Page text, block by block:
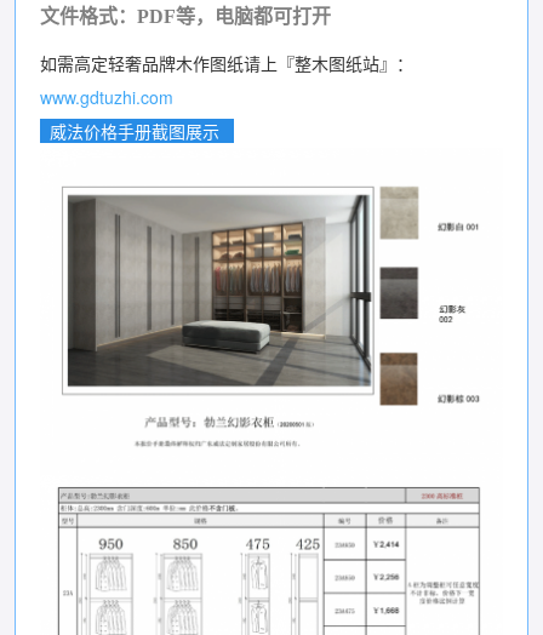
文件格式：PDF等，电脑都可打开
如需高定轻奢品牌木作图纸请上『整木图纸站』：
www.gdtuzhi.com
威法价格手册截图展示